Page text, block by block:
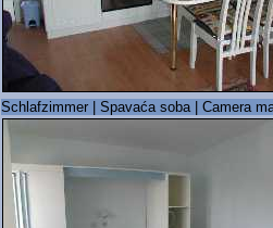
Schlafzimmer | Spavaća soba | Camera